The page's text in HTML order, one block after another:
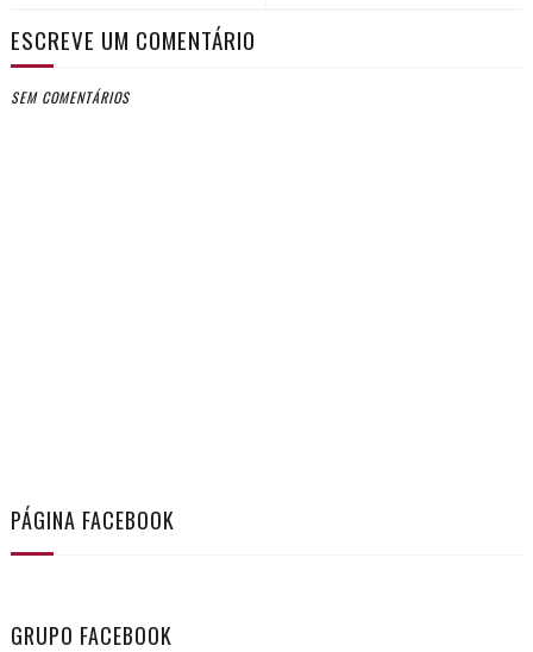
ESCREVE UM COMENTÁRIO
SEM COMENTÁRIOS
PÁGINA FACEBOOK
GRUPO FACEBOOK